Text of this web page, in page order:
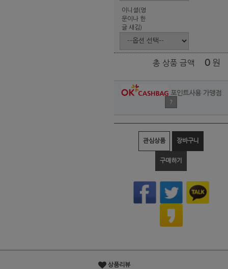
이니셜(영
문이나 한
글 새김)
총 상품 금액 0 원
포인트사용 가맹점
?
관심상품 장바구니
구매하기
상품리뷰